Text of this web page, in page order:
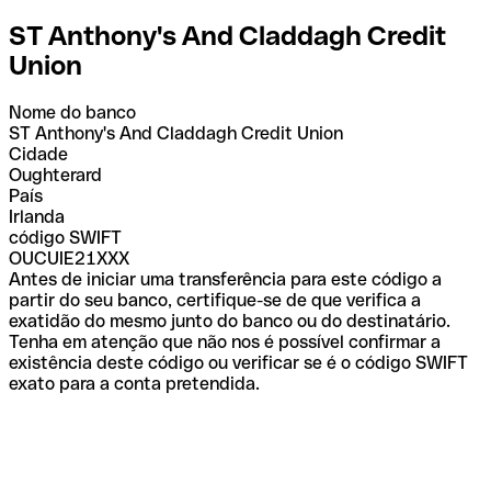
ST Anthony's And Claddagh Credit
Union
Nome do banco
ST Anthony's And Claddagh Credit Union
Cidade
Oughterard
País
Irlanda
código SWIFT
OUCUIE21XXX
Antes de iniciar uma transferência para este código a
partir do seu banco, certifique-se de que verifica a
exatidão do mesmo junto do banco ou do destinatário.
Tenha em atenção que não nos é possível confirmar a
existência deste código ou verificar se é o código SWIFT
exato para a conta pretendida.